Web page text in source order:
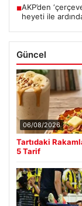
■AKP’den
heyeti ile
Güncel
06/08/2026
Tartıdaki
5 Tarif